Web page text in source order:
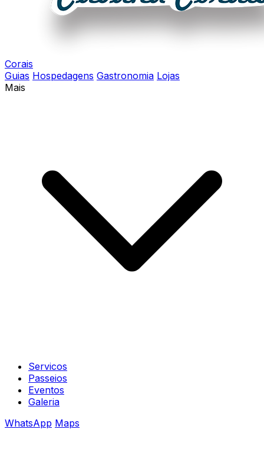
Corais
Guias Hospedagens Gastronomia Lojas
Mais
Servicos
Passeios
Eventos
Galeria
WhatsApp Maps